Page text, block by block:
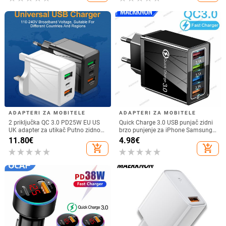
ADAPTERI ZA MOBITELE
2 priključka QC 3.0 PD25W EU US
UK adapter za utikač Putno zidno
punjenje 45W USB punjač Brzo
punjenje za iPhone Samsung
Xiaomi telefone
11.80€
add_shopping_cart
ADAPTERI ZA MOBITELE
Quick Charge 3.0 USB punjač zidni
brzo punjenje za iPhone Samsung
Xiaomi Huawei OPPO EU/US
mobilni telefon utikač punjači
adapter
4.98€
add_shopping_cart